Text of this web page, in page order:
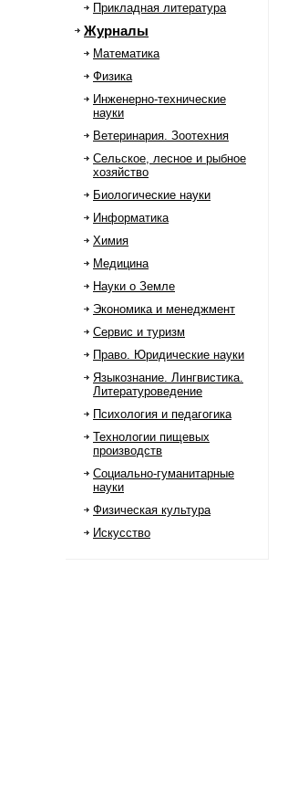
Прикладная литература
Журналы
Математика
Физика
Инженерно-технические
науки
Ветеринария. Зоотехния
Сельское, лесное и рыбное
хозяйство
Биологические науки
Информатика
Химия
Медицина
Науки о Земле
Экономика и менеджмент
Сервис и туризм
Право. Юридические науки
Языкознание. Лингвистика.
Литературоведение
Психология и педагогика
Технологии пищевых
производств
Социально-гуманитарные
науки
Физическая культура
Искусство